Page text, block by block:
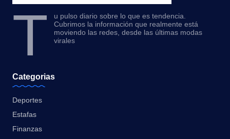
T
u pulso diario sobre lo que es tendencia.
Cubrimos la información que realmente está
moviendo las redes, desde las últimas modas
virales
Categorias
Deportes
Estafas
Finanzas